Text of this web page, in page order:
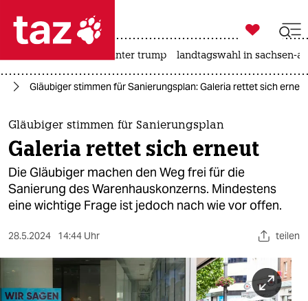
 taz zahl ich
taz zahl ich
themen
politik
öko
gesellschaft

taz zahl ich
usa unter trump landtagswahl in sachsen-
Gläubiger stimmen für Sanierungsplan: Galeria rettet sich erneut
Gläubiger stimmen für Sanierungsplan
Galeria rettet sich erneut
Die Gläubiger machen den Weg frei für die
Sanierung des Warenhauskonzerns. Mindestens
eine wichtige Frage ist jedoch nach wie vor offen.
28.5.2024 14:44 Uhr teilen